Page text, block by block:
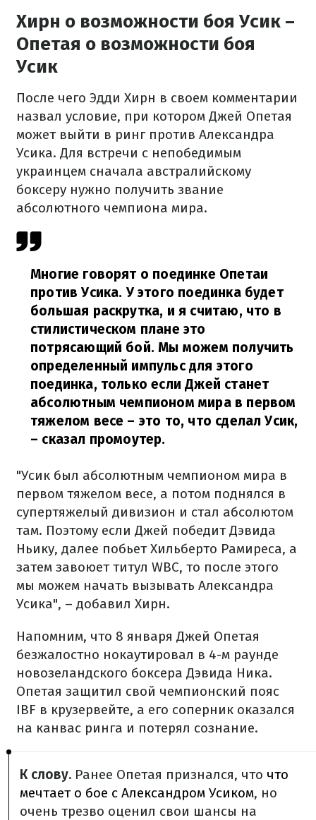
Хирн о возможности боя Усик –
Опетая о возможности боя
Усик
После чего Эдди Хирн в своем комментарии
назвал условие, при котором Джей Опетая
может выйти в ринг против Александра
Усика. Для встречи с непобедимым
украинцем сначала австралийскому
боксеру нужно получить звание
абсолютного чемпиона мира.
Многие говорят о поединке Опетаи
против Усика. У этого поединка будет
большая раскрутка, и я считаю, что в
стилистическом плане это
потрясающий бой. Мы можем получить
определенный импульс для этого
поединка, только если Джей станет
абсолютным чемпионом мира в первом
тяжелом весе – это то, что сделал Усик,
– сказал промоутер.
"Усик был абсолютным чемпионом мира в
первом тяжелом весе, а потом поднялся в
супертяжелый дивизион и стал абсолютом
там. Поэтому если Джей победит Дэвида
Ньику, далее побьет Хильберто Рамиреса, а
затем завоюет титул WBC, то после этого
мы можем начать вызывать Александра
Усика", – добавил Хирн.
Напомним, что 8 января Джей Опетая
безжалостно нокаутировал в 4-м раунде
новозеландского боксера Дэвида Ника.
Опетая защитил свой чемпионский пояс
IBF в крузервейте, а его соперник оказался
на канвас ринга и потерял сознание.
К слову. Ранее Опетая признался, что что
мечтает о бое с Александром Усиком, но
очень трезво оценил свои шансы на